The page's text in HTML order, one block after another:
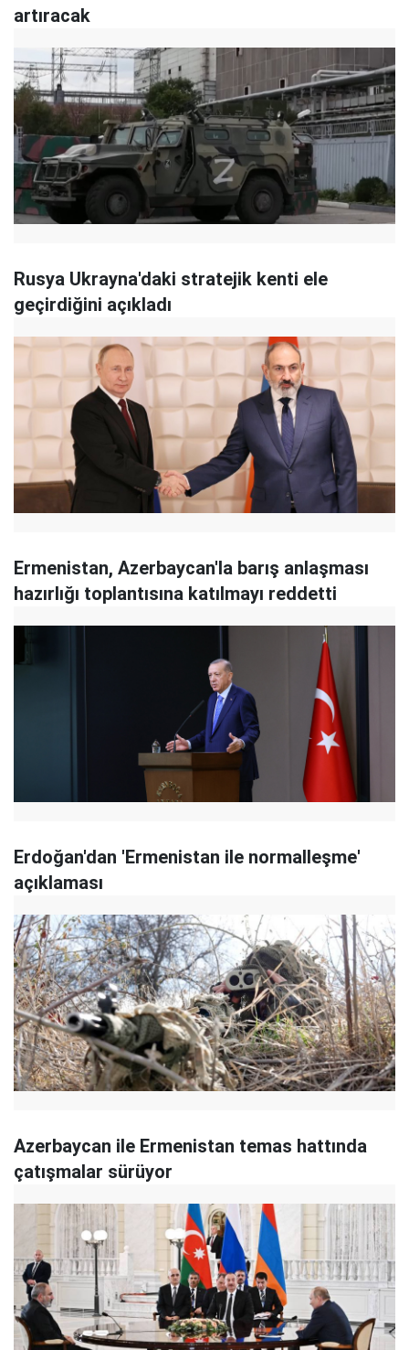
artıracak
Rusya Ukrayna'daki stratejik kenti ele
geçirdiğini açıkladı
Ermenistan, Azerbaycan'la barış anlaşması
hazırlığı toplantısına katılmayı reddetti
Erdoğan'dan 'Ermenistan ile normalleşme'
açıklaması
Azerbaycan ile Ermenistan temas hattında
çatışmalar sürüyor